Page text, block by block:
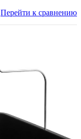
Перейти к сравнению